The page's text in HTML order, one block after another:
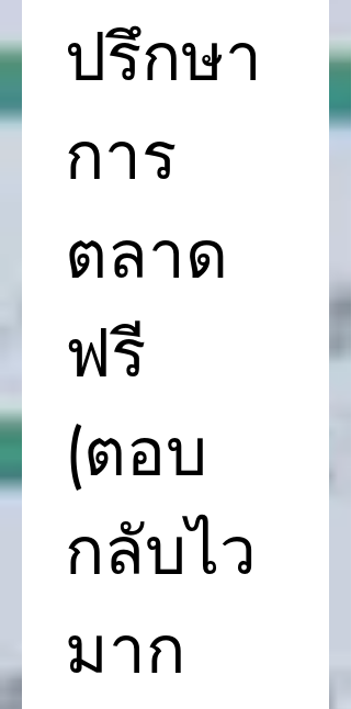
ปรึกษา
การ
ตลาด
ฟรี
(ตอบ
กลับไว
มาก